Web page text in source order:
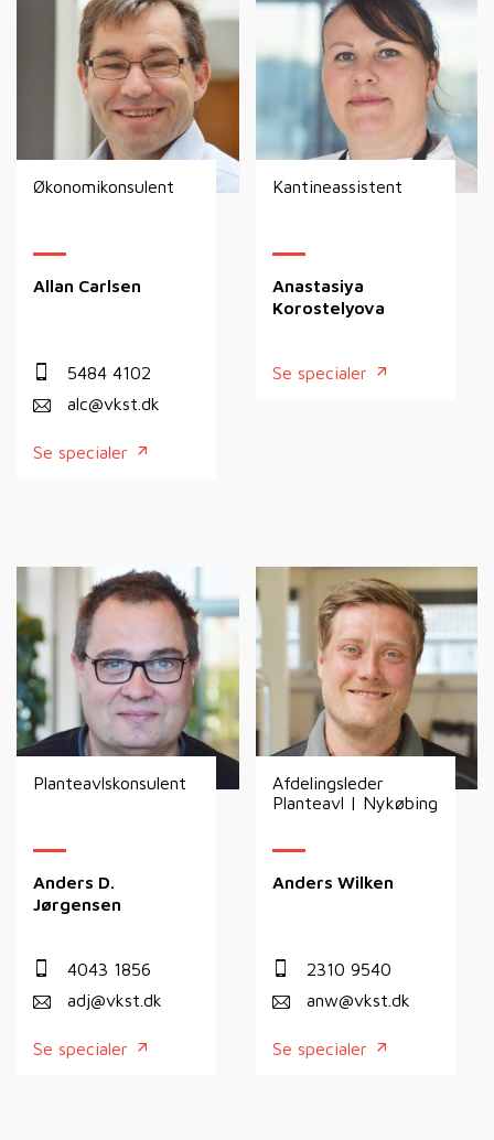
Økonomikonsulent
Allan Carlsen
5484 4102
alc@vkst.dk
Se specialer
Kantineassistent
Anastasiya
Korostelyova
Se specialer
Planteavlskonsulent
Anders D.
Jørgensen
4043 1856
adj@vkst.dk
Se specialer
Afdelingsleder
Planteavl | Nykøbing
Anders Wilken
2310 9540
anw@vkst.dk
Se specialer